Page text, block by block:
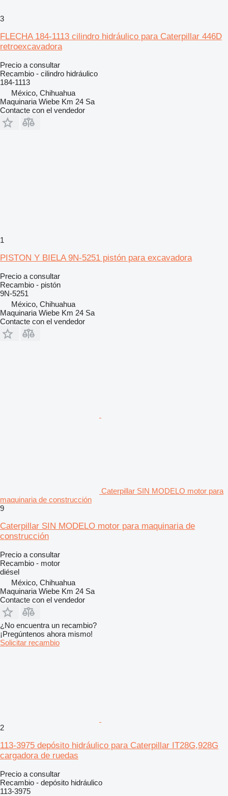
3
FLECHA 184-1113 cilindro hidráulico para Caterpillar 446D
retroexcavadora
Precio a consultar
Recambio - cilindro hidráulico
184-1113
México, Chihuahua
Maquinaria Wiebe Km 24 Sa
Contacte con el vendedor
1
PISTON Y BIELA 9N-5251 pistón para excavadora
Precio a consultar
Recambio - pistón
9N-5251
México, Chihuahua
Maquinaria Wiebe Km 24 Sa
Contacte con el vendedor
Caterpillar SIN MODELO motor para
maquinaria de construcción
9
Caterpillar SIN MODELO motor para maquinaria de
construcción
Precio a consultar
Recambio - motor
diésel
México, Chihuahua
Maquinaria Wiebe Km 24 Sa
Contacte con el vendedor
¿No encuentra un recambio?
¡Pregúntenos ahora mismo!
Solicitar recambio
2
113-3975 depósito hidráulico para Caterpillar IT28G,928G
cargadora de ruedas
Precio a consultar
Recambio - depósito hidráulico
113-3975